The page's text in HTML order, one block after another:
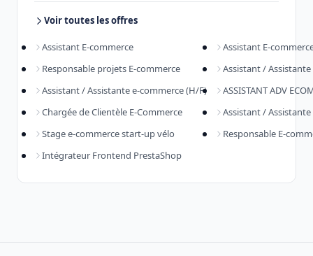
Voir toutes les offres
Assistant E-commerce
Assistant E-
Responsable projets E-commerce
Assistant /
Assistant / Assistante e-commerce (H/F)
ASSISTANT ADV
Chargée de Clientèle E-Commerce
Assistant /
Stage e-commerce start-up vélo
Responsable E-
Intégrateur Frontend PrestaShop